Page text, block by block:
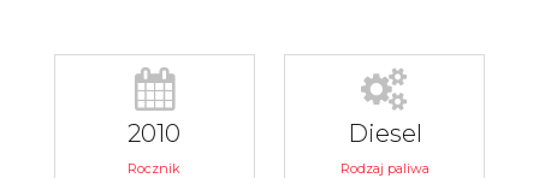
2010
Rocznik
Diesel
Rodzaj paliwa